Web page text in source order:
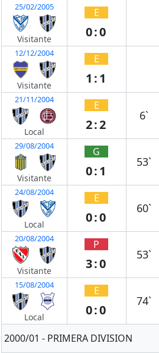
25/02/2005
Visitante
E
0:0
12/12/2004
Visitante
E
1:1
21/11/2004
Local
E
2:2
6`
29/08/2004
Visitante
G
0:1
53`
24/08/2004
Local
E
0:0
60`
20/08/2004
Visitante
P
3:0
53`
15/08/2004
Local
E
0:0
74`
2000/01 - PRIMERA DIVISION